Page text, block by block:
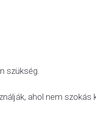
szükség.
ahol nem szokás